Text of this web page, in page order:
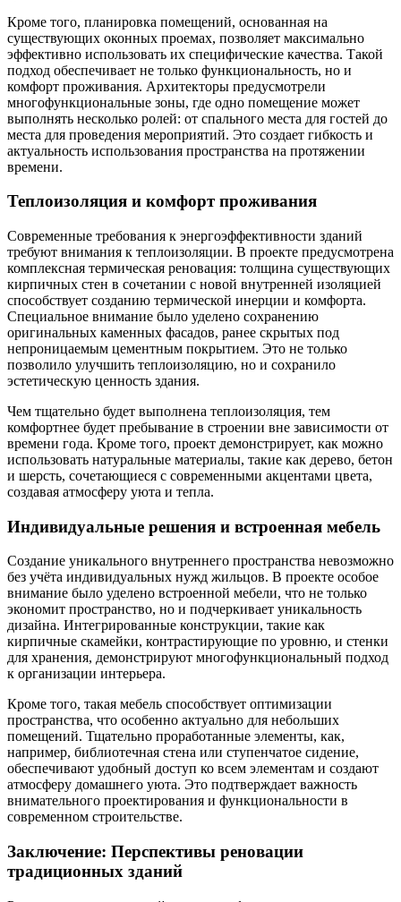
Кроме того, планировка помещений, основанная на
существующих оконных проемах, позволяет максимально
эффективно использовать их специфические качества. Такой
подход обеспечивает не только функциональность, но и
комфорт проживания. Архитекторы предусмотрели
многофункциональные зоны, где одно помещение может
выполнять несколько ролей: от спального места для гостей до
места для проведения мероприятий. Это создает гибкость и
актуальность использования пространства на протяжении
времени.
Теплоизоляция и комфорт проживания
Современные требования к энергоэффективности зданий
требуют внимания к теплоизоляции. В проекте предусмотрена
комплексная термическая реновация: толщина существующих
кирпичных стен в сочетании с новой внутренней изоляцией
способствует созданию термической инерции и комфорта.
Специальное внимание было уделено сохранению
оригинальных каменных фасадов, ранее скрытых под
непроницаемым цементным покрытием. Это не только
позволило улучшить теплоизоляцию, но и сохранило
эстетическую ценность здания.
Чем тщательно будет выполнена теплоизоляция, тем
комфортнее будет пребывание в строении вне зависимости от
времени года. Кроме того, проект демонстрирует, как можно
использовать натуральные материалы, такие как дерево, бетон
и шерсть, сочетающиеся с современными акцентами цвета,
создавая атмосферу уюта и тепла.
Индивидуальные решения и встроенная мебель
Создание уникального внутреннего пространства невозможно
без учёта индивидуальных нужд жильцов. В проекте особое
внимание было уделено встроенной мебели, что не только
экономит пространство, но и подчеркивает уникальность
дизайна. Интегрированные конструкции, такие как
кирпичные скамейки, контрастирующие по уровню, и стенки
для хранения, демонстрируют многофункциональный подход
к организации интерьера.
Кроме того, такая мебель способствует оптимизации
пространства, что особенно актуально для небольших
помещений. Тщательно проработанные элементы, как,
например, библиотечная стена или ступенчатое сидение,
обеспечивают удобный доступ ко всем элементам и создают
атмосферу домашнего уюта. Это подтверждает важность
внимательного проектирования и функциональности в
современном строительстве.
Заключение: Перспективы реновации
традиционных зданий